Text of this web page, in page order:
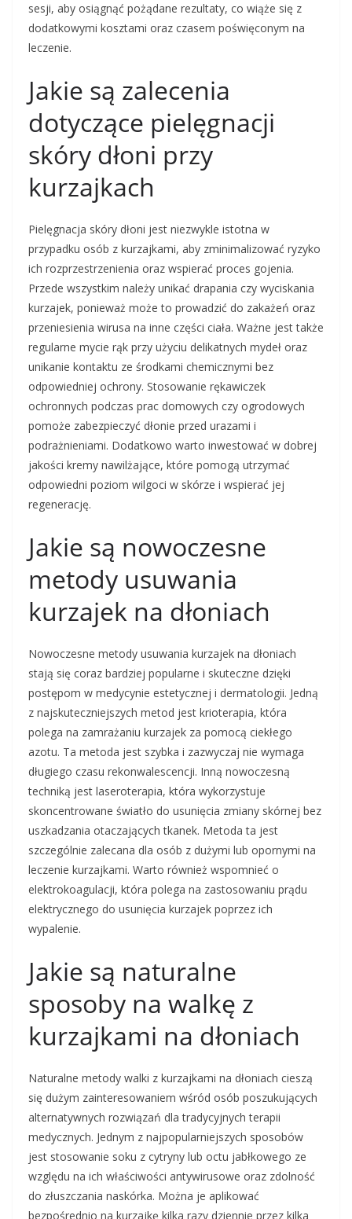
sesji, aby osiągnąć pożądane rezultaty, co wiąże się z
dodatkowymi kosztami oraz czasem poświęconym na
leczenie.
Jakie są zalecenia
dotyczące pielęgnacji
skóry dłoni przy
kurzajkach
Pielęgnacja skóry dłoni jest niezwykle istotna w
przypadku osób z kurzajkami, aby zminimalizować ryzyko
ich rozprzestrzenienia oraz wspierać proces gojenia.
Przede wszystkim należy unikać drapania czy wyciskania
kurzajek, ponieważ może to prowadzić do zakażeń oraz
przeniesienia wirusa na inne części ciała. Ważne jest także
regularne mycie rąk przy użyciu delikatnych mydeł oraz
unikanie kontaktu ze środkami chemicznymi bez
odpowiedniej ochrony. Stosowanie rękawiczek
ochronnych podczas prac domowych czy ogrodowych
pomoże zabezpieczyć dłonie przed urazami i
podrażnieniami. Dodatkowo warto inwestować w dobrej
jakości kremy nawilżające, które pomogą utrzymać
odpowiedni poziom wilgoci w skórze i wspierać jej
regenerację.
Jakie są nowoczesne
metody usuwania
kurzajek na dłoniach
Nowoczesne metody usuwania kurzajek na dłoniach
stają się coraz bardziej popularne i skuteczne dzięki
postępom w medycynie estetycznej i dermatologii. Jedną
z najskuteczniejszych metod jest krioterapia, która
polega na zamrażaniu kurzajek za pomocą ciekłego
azotu. Ta metoda jest szybka i zazwyczaj nie wymaga
długiego czasu rekonwalescencji. Inną nowoczesną
techniką jest laseroterapia, która wykorzystuje
skoncentrowane światło do usunięcia zmiany skórnej bez
uszkadzania otaczających tkanek. Metoda ta jest
szczególnie zalecana dla osób z dużymi lub opornymi na
leczenie kurzajkami. Warto również wspomnieć o
elektrokoagulacji, która polega na zastosowaniu prądu
elektrycznego do usunięcia kurzajek poprzez ich
wypalenie.
Jakie są naturalne
sposoby na walkę z
kurzajkami na dłoniach
Naturalne metody walki z kurzajkami na dłoniach cieszą
się dużym zainteresowaniem wśród osób poszukujących
alternatywnych rozwiązań dla tradycyjnych terapii
medycznych. Jednym z najpopularniejszych sposobów
jest stosowanie soku z cytryny lub octu jabłkowego ze
względu na ich właściwości antywirusowe oraz zdolność
do złuszczania naskórka. Można je aplikować
bezpośrednio na kurzajkę kilka razy dziennie przez kilka